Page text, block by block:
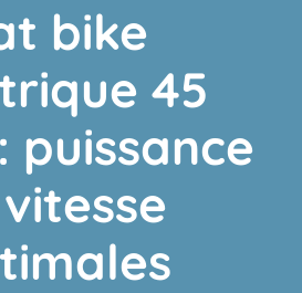
bike
45
puissance